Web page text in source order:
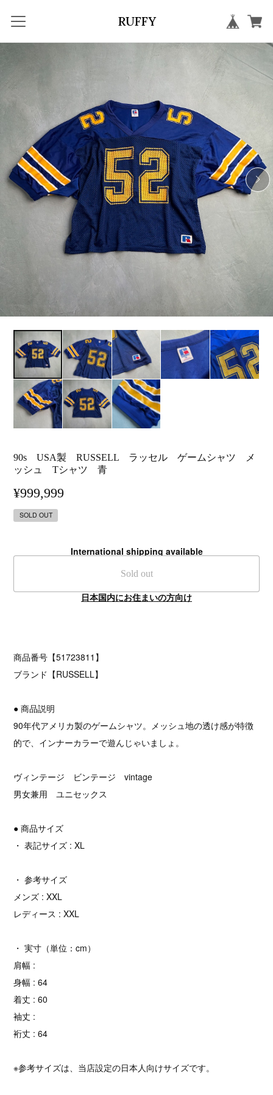
RUFFY
90s USA製 RUSSELL ラッセル ゲームシャツ メ
ッシュ Tシャツ 青
¥999,999
SOLD OUT
International shipping available
Sold out
日本国内にお住まいの方向け
商品番号【51723811】
ブランド【RUSSELL】
● 商品説明
90年代アメリカ製のゲームシャツ。メッシュ地の透け感が特徴
的で、インナーカラーで遊んじゃいましょ。
ヴィンテージ ビンテージ vintage
男女兼用 ユニセックス
● 商品サイズ
・ 表記サイズ : XL
・ 参考サイズ
メンズ : XXL
レディース : XXL
・ 実寸（単位：cm）
肩幅 :
身幅 : 64
着丈 : 60
袖丈 :
裄丈 : 64
※参考サイズは、当店設定の日本人向けサイズです。